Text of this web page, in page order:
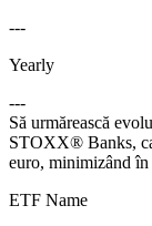
---
Yearly
---
Să urmărească
STOXX® Banks,
euro, minimizând în
ETF Name